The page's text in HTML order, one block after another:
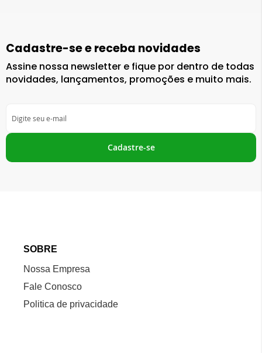
Cadastre-se e receba novidades
Assine nossa newsletter e fique por dentro de todas
novidades, lançamentos, promoções e muito mais.
se
na
Newsletter:
Cadastre-se
SOBRE
Nossa Empresa
Fale Conosco
Politica de privacidade